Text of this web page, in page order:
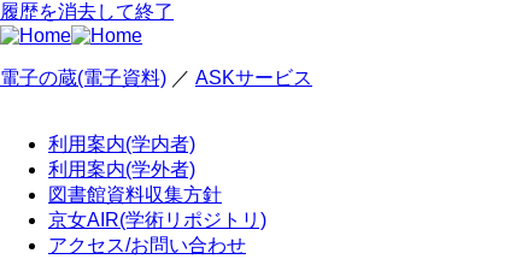
履歴を消去して終了
電子の蔵(電子資料) ／ ASKサービス
利用案内(学内者)
利用案内(学外者)
図書館資料収集方針
京女AIR(学術リポジトリ)
アクセス/お問い合わせ